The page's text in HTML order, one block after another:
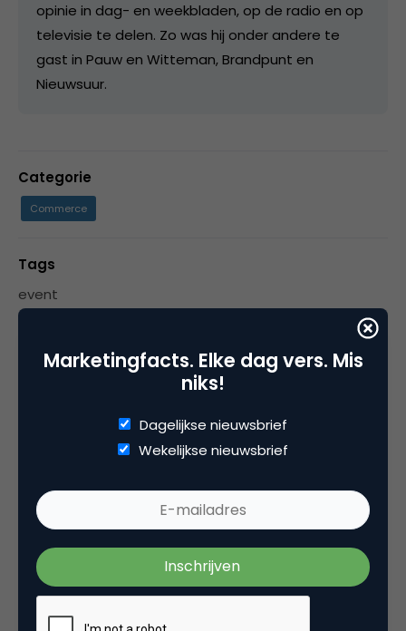
opinie in dag- en weekbladen, op de radio en op
televisie te delen. Zo was hij onder andere te
gast in Pauw en Witteman, Brandpunt en
Nieuwsuur.
Categorie
Commerce
Tags
event
Pffff… Ben inmiddels weer in adam. Was voor
mij toch wel een deceptie. Ga niet vaak naar
dit soort events dus was vol verwachtingen.
Marketingfacts. Elke dag vers. Mis
niks!
Dagelijkse nieuwsbrief
Wekelijkse nieuwsbrief